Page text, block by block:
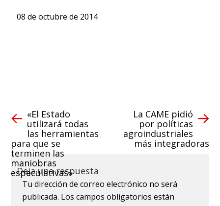
08 de octubre de 2014
«El Estado
utilizará todas
las herramientas
para que se
terminen las
maniobras
especulativas»
La CAME pidió
por políticas
agroindustriales
más integradoras
Deja una respuesta
Tu dirección de correo electrónico no será
publicada. Los campos obligatorios están